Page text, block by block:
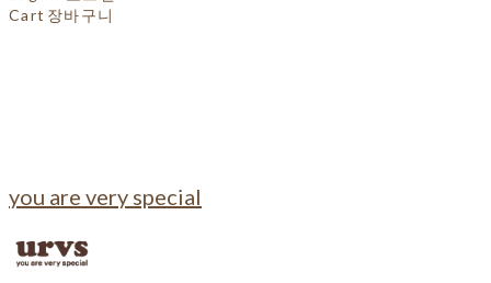
Cart 장바구니
you are very special